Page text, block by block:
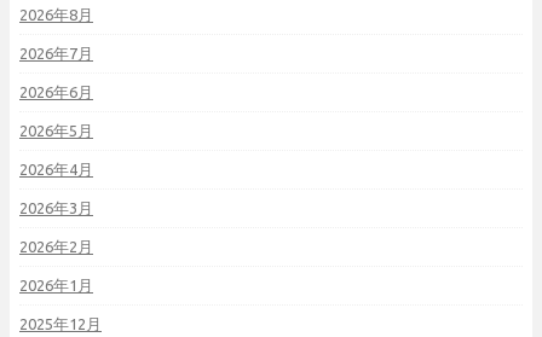
2026年8月
2026年7月
2026年6月
2026年5月
2026年4月
2026年3月
2026年2月
2026年1月
2025年12月